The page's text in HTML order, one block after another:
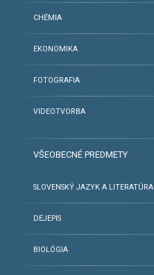
CHÉMIA
EKONOMIKA
FOTOGRAFIA
VIDEOTVORBA
VŠEOBECNÉ PREDMETY
SLOVENSKÝ JAZYK A LITERATÚRA
DEJEPIS
BIOLÓGIA